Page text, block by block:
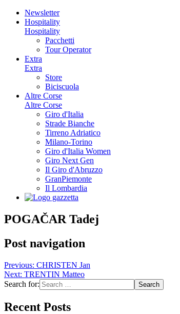
Newsletter
Hospitality
Hospitality
Pacchetti
Tour Operator
Extra
Extra
Store
Biciscuola
Altre Corse
Altre Corse
Giro d'Italia
Strade Bianche
Tirreno Adriatico
Milano-Torino
Giro d'Italia Women
Giro Next Gen
Il Giro d'Abruzzo
GranPiemonte
Il Lombardia
POGAČAR Tadej
Post navigation
Previous: CHRISTEN Jan
Next: TRENTIN Matteo
Search for:
Recent Posts